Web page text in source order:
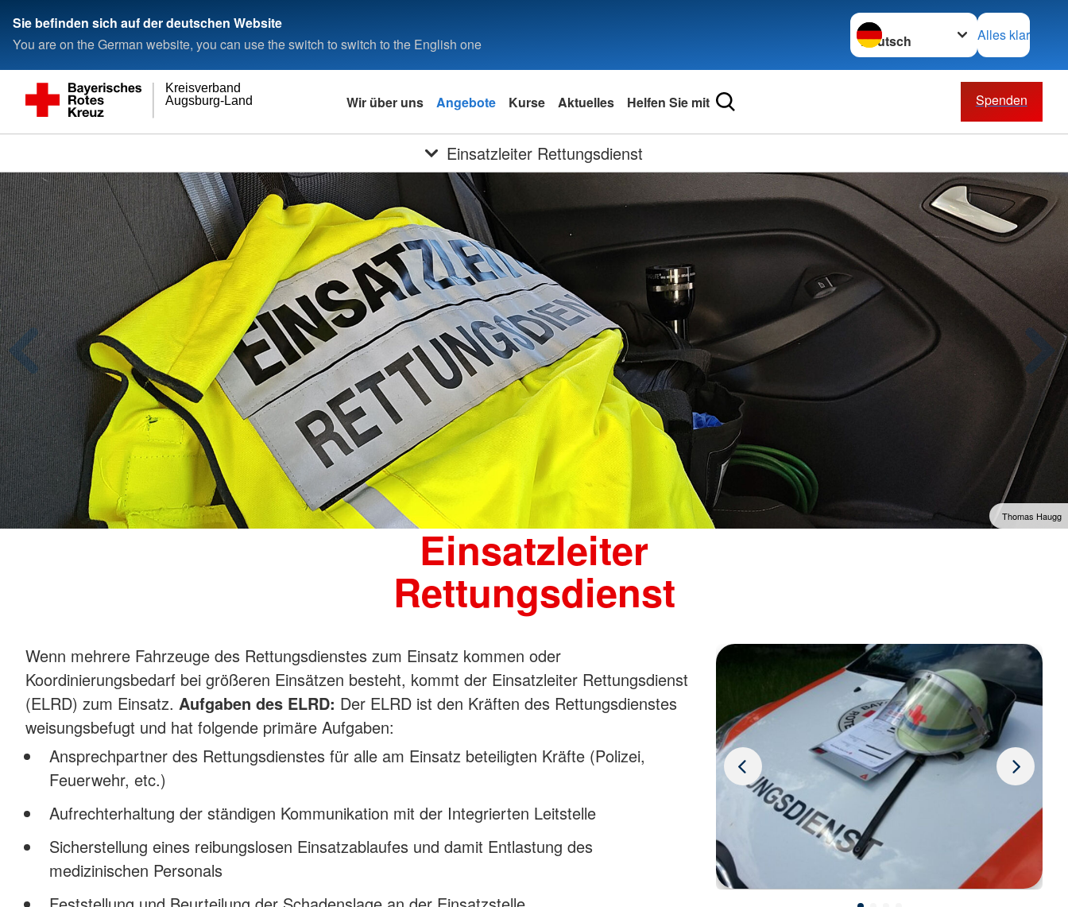
Sie befinden sich auf der deutschen Website
You are on the German website, you can use the switch to switch to the English one
Sprache wechseln zu
Alles klar
Augsburg-Land
Kreisverband
Wir über uns Angebote Kurse Aktuelles Helfen Sie mit Spenden
Einsatzleiter Rettungsdienst
Thomas Haugg
Einsatzleiter
Rettungsdienst
Wenn mehrere Fahrzeuge des Rettungsdienstes zum Einsatz kommen oder
Koordinierungsbedarf bei größeren Einsätzen besteht, kommt der Einsatzleiter Rettungsdienst
(ELRD) zum Einsatz. Aufgaben des ELRD: Der ELRD ist den Kräften des Rettungsdienstes
weisungsbefugt und hat folgende primäre Aufgaben:
Ansprechpartner des Rettungsdienstes für alle am Einsatz beteiligten Kräfte (Polizei,
Feuerwehr, etc.)
Aufrechterhaltung der ständigen Kommunikation mit der Integrierten Leitstelle
Sicherstellung eines reibungslosen Einsatzablaufes und damit Entlastung des
medizinischen Personals